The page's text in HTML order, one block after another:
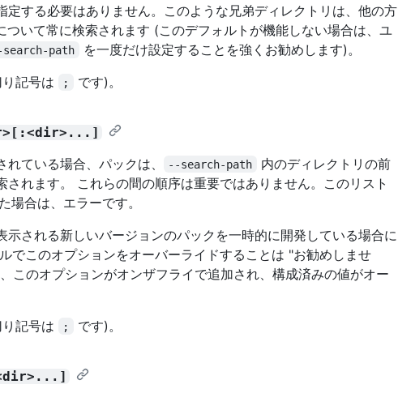
定する必要はありません。このような兄弟ディレクトリは、他の方
いて常に検索されます (このデフォルトが機能しない場合は、ユ
path
を一度だけ設定することを強くお勧めします)。
記号は
; です)。
ている場合、パックは、 --search-path
内のディレクトリの前
されます。 これらの間の順序は重要ではありません。このリスト
場合は、エラーです。
示される新しいバージョンのパックを一時的に開発している場合に
でこのオプションをオーバーライドすることは "お勧めしませ
このオプションがオンザフライで追加され、構成済みの値がオー
記号は
; です)。